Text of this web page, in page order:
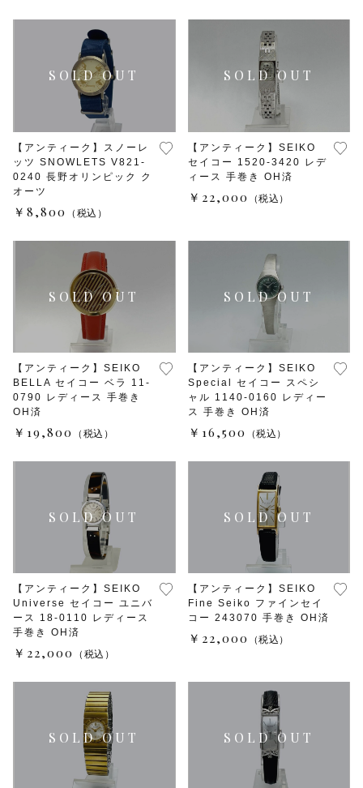
【アンティーク】スノーレ
ッツ SNOWLETS V821-
0240 長野オリンピック ク
オーツ
￥8,800 （税込）
【アンティーク】SEIKO
セイコー 1520-3420 レデ
ィース 手巻き OH済
￥22,000 （税込）
【アンティーク】SEIKO
BELLA セイコー ベラ 11-
0790 レディース 手巻き
OH済
￥19,800 （税込）
【アンティーク】SEIKO
Special セイコー スペシ
ャル 1140-0160 レディー
ス 手巻き OH済
￥16,500 （税込）
【アンティーク】SEIKO
Universe セイコー ユニバ
ース 18-0110 レディース
手巻き OH済
￥22,000 （税込）
【アンティーク】SEIKO
Fine Seiko ファインセイ
コー 243070 手巻き OH済
￥22,000 （税込）
CITIZEN, wicca
腕時計ベルト・バックル
monologue
Smaclo
ワインディングマシーン